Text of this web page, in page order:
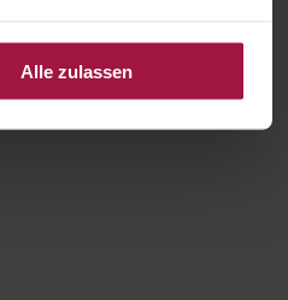
Alle zulassen